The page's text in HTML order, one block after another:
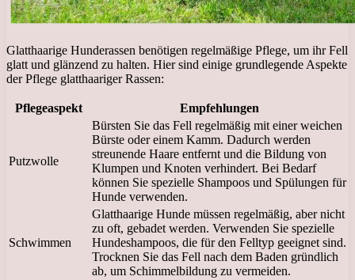
Glatthaarige Hunderassen benötigen regelmäßige Pflege, um ihr Fell
glatt und glänzend zu halten. Hier sind einige grundlegende Aspekte
der Pflege glatthaariger Rassen:
Pflegeaspekt Empfehlungen
Putzwolle
Bürsten Sie das Fell regelmäßig mit einer weichen
Bürste oder einem Kamm. Dadurch werden
streunende Haare entfernt und die Bildung von
Klumpen und Knoten verhindert. Bei Bedarf
können Sie spezielle Shampoos und Spülungen für
Hunde verwenden.
Schwimmen
Glatthaarige Hunde müssen regelmäßig, aber nicht
zu oft, gebadet werden. Verwenden Sie spezielle
Hundeshampoos, die für den Felltyp geeignet sind.
Trocknen Sie das Fell nach dem Baden gründlich
ab, um Schimmelbildung zu vermeiden.